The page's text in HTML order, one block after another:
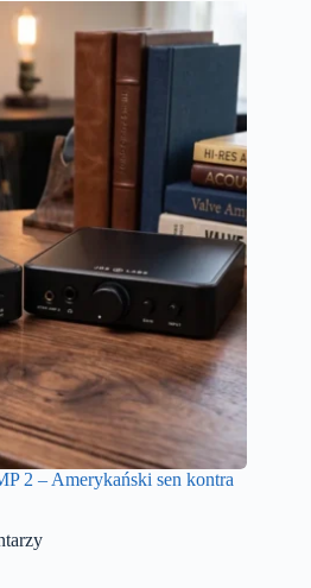
2 – Amerykański sen kontra